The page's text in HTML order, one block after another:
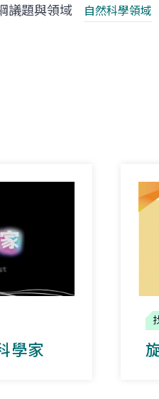
議題與領域 自然科學領域
學家